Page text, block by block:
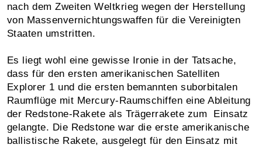
nach dem Zweiten Weltkrieg wegen der Herstellung
von Massenvernichtungswaffen für die Vereinigten
Staaten umstritten.
Es liegt wohl eine gewisse Ironie in der Tatsache,
dass für den ersten amerikanischen Satelliten
Explorer 1 und die ersten bemannten suborbitalen
Raumflüge mit Mercury-Raumschiffen eine Ableitung
der Redstone-Rakete als Trägerrakete zum Einsatz
gelangte. Die Redstone war die erste amerikanische
ballistische Rakete, ausgelegt für den Einsatz mit